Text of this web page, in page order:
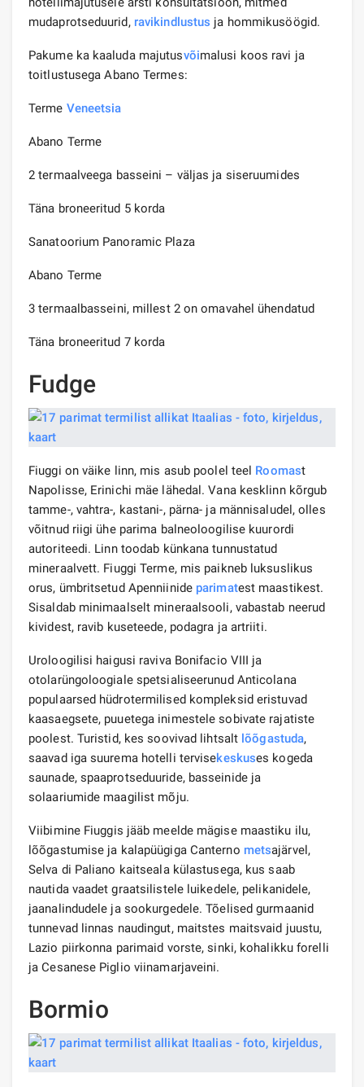
mudaprotseduurid, ravikindlustus ja hommikusöögid.
Pakume ka kaaluda majutusvõimalusi koos ravi ja
toitlustusega Abano Termes:
Terme Veneetsia
Abano Terme
2 termaalveega basseini – väljas ja siseruumides
Täna broneeritud 5 korda
Sanatoorium Panoramic Plaza
Abano Terme
3 termaalbasseini, millest 2 on omavahel ühendatud
Täna broneeritud 7 korda
Fudge
Fiuggi on väike linn, mis asub poolel teel Roomast
Napolisse, Erinichi mäe lähedal. Vana kesklinn kõrgub
tamme-, vahtra-, kastani-, pärna- ja männisaludel, olles
võitnud riigi ühe parima balneoloogilise kuurordi
autoriteedi. Linn toodab künkana tunnustatud
mineraalvett. Fiuggi Terme, mis paikneb luksuslikus
orus, ümbritsetud Apenniinide parimatest maastikest.
Sisaldab minimaalselt mineraalsooli, vabastab neerud
kividest, ravib kuseteede, podagra ja artriiti.
Uroloogilisi haigusi raviva Bonifacio VIII ja
otolarüngoloogiale spetsialiseerunud Anticolana
populaarsed hüdrotermilised kompleksid eristuvad
kaasaegsete, puuetega inimestele sobivate rajatiste
poolest. Turistid, kes soovivad lihtsalt lõõgastuda,
saavad iga suurema hotelli tervisekeskuses kogeda
saunade, spaaprotseduuride, basseinide ja
solaariumide maagilist mõju.
Viibimine Fiuggis jääb meelde mägise maastiku ilu,
lõõgastumise ja kalapüügiga Canterno metsajärvel,
Selva di Paliano kaitseala külastusega, kus saab
nautida vaadet graatsilistele luikedele, pelikanidele,
jaanalindudele ja sookurgedele. Tõelised gurmaanid
tunnevad linnas naudingut, maitstes maitsvaid juustu,
Lazio piirkonna parimaid vorste, sinki, kohalikku forelli
ja Cesanese Piglio viinamarjaveini.
Bormio